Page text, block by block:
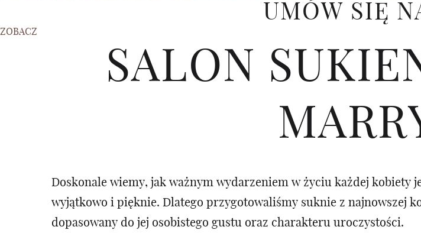
UMÓW SIĘ
ZOBACZ
SALON
Doskonale wiemy, jak ważnym wydarzeniem w życiu każdej kobiety
wyjątkowo i pięknie. Dlatego przygotowaliśmy suknie z najnowszej
dopasowany do jej osobistego gustu oraz charakteru uroczystości.